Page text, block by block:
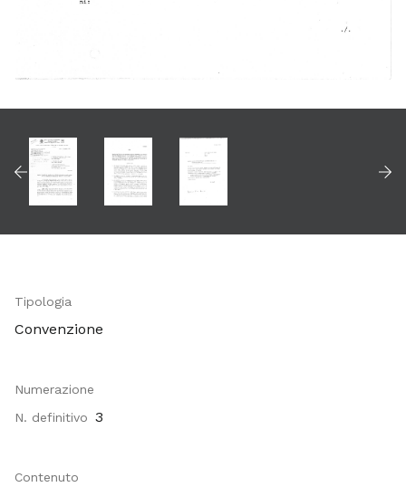
Tipologia
Convenzione
Numerazione
N. definitivo 3
Contenuto